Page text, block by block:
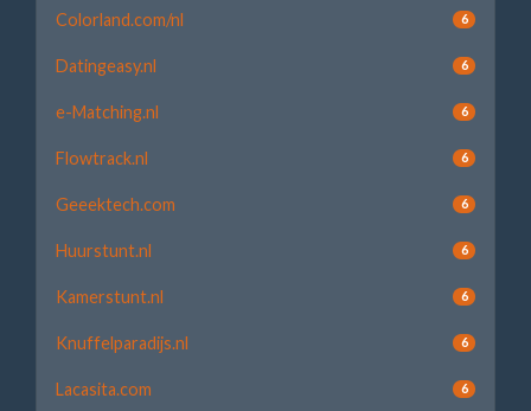
Colorland.com/nl 6
Datingeasy.nl 6
e-Matching.nl 6
Flowtrack.nl 6
Geeektech.com 6
Huurstunt.nl 6
Kamerstunt.nl 6
Knuffelparadijs.nl 6
Lacasita.com 6